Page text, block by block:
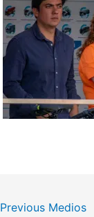
Previous Medios